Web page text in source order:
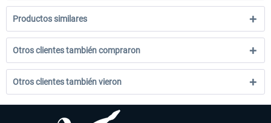
Productos similares
Otros clientes también compraron
Otros clientes también vieron